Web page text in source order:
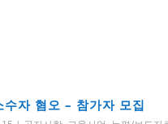
자 혐오 – 참가자 모집